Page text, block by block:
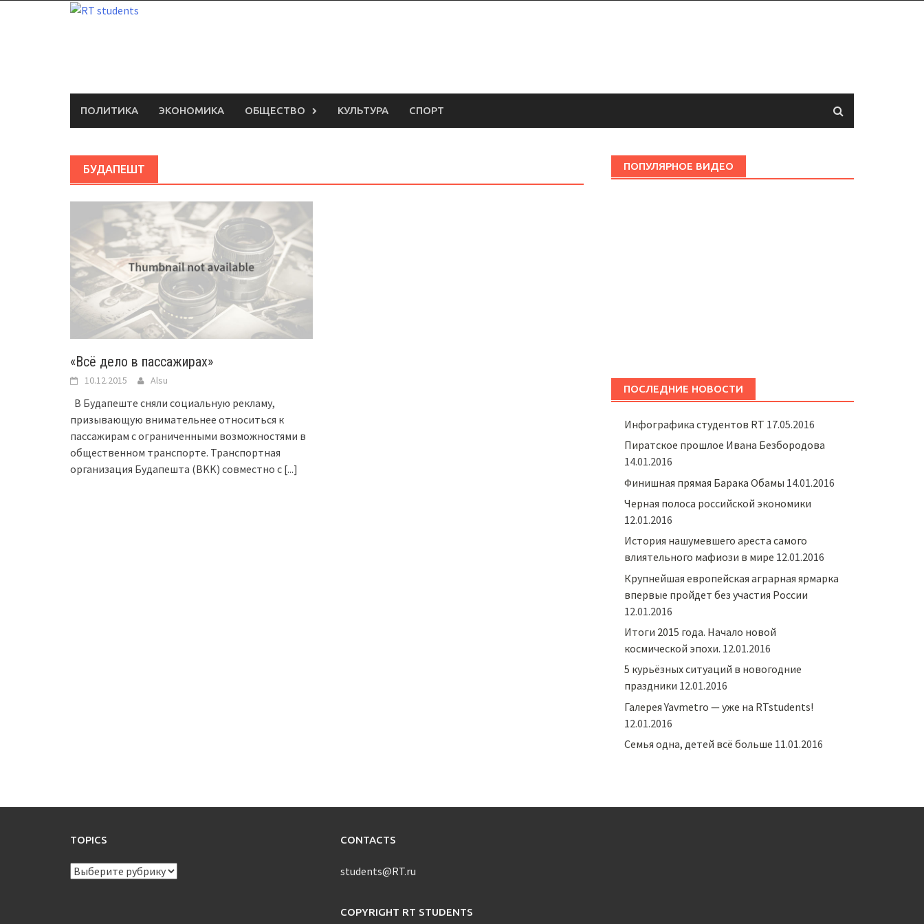
ПОЛИТИКА ЭКОНОМИКА ОБЩЕСТВО КУЛЬТУРА СПОРТ
БУДАПЕШТ
«Всё дело в пассажирах»
10.12.2015 Alsu
В Будапеште сняли социальную рекламу,
призывающую внимательнее относиться к
пассажирам с ограниченными возможностями в
общественном транспорте. Транспортная
организация Будапешта (BKK) совместно с [...]
ПОПУЛЯРНОЕ ВИДЕО
ПОСЛЕДНИЕ НОВОСТИ
Инфографика студентов RT 17.05.2016
Пиратское прошлое Ивана Безбородова
14.01.2016
Финишная прямая Барака Обамы 14.01.2016
Черная полоса российской экономики
12.01.2016
История нашумевшего ареста самого
влиятельного мафиози в мире 12.01.2016
Крупнейшая европейская аграрная ярмарка
впервые пройдет без участия России
12.01.2016
Итоги 2015 года. Начало новой
космической эпохи. 12.01.2016
5 курьёзных ситуаций в новогодние
праздники 12.01.2016
Галерея Yavmetro — уже на RTstudents!
12.01.2016
Семья одна, детей всё больше 11.01.2016
TOPICS
TOPICS
CONTACTS
students@RT.ru
COPYRIGHT RT STUDENTS